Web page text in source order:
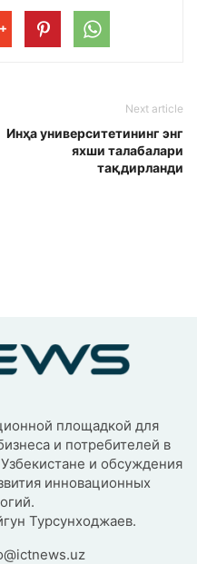
Next article
Инҳа университетининг энг
яхши талабалари
тақдирланди
площадкой для
и потребителей в
и обсуждения
инновационных
Турсунходжаев.